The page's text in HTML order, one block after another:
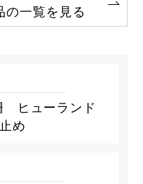
の一覧を見る
ヒューランド
め